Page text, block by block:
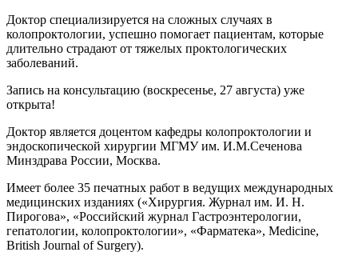
Доктор специализируется на сложных случаях в
колопроктологии, успешно помогает пациентам, которые
длительно страдают от тяжелых проктологических
заболеваний.
Запись на консультацию (воскресенье, 27 августа) уже
открыта!
Доктор является доцентом кафедры колопроктологии и
эндоскопической хирургии МГМУ им. И.М.Сеченова
Минздрава России, Москва.
Имеет более 35 печатных работ в ведущих международных
медицинских изданиях («Хирургия. Журнал им. И. Н.
Пирогова», «Российский журнал Гастроэнтерологии,
гепатологии, колопроктологии», «Фарматека», Medicine,
British Journal of Surgery).